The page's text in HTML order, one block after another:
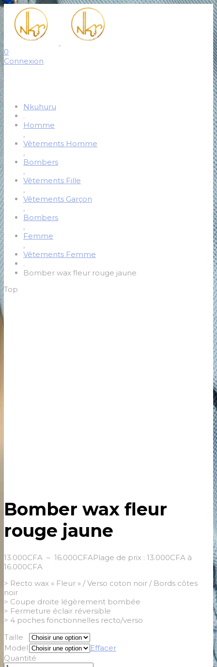
0
Connexion
Nkuhuru
.
Homme
,
Vêtements Homme
,
Bombers
,
Vêtements Fille
,
Vêtements Garçon
,
Bombers
,
Femme
,
Vêtements Femme
.
Bomber wax fleur rouge jaune
Top
Bomber wax fleur
rouge jaune
13.000CFA – 16.000CFAPlage de prix : 13.000CFA à
16.000CFA
> Recto wax « Fleur » / Verso coton noir / Bords côtes
noir
> Coupe droite légèrement bombée
> Fermeture éclair réversible
> 4 poches fonctionnelles recto/verso
Taille
Model
Effacer
Quantité